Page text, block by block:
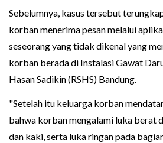
Sebelumnya, kasus tersebut
korban menerima pesan melalui
seseorang yang tidak dikenal yang
korban berada di Instalasi Gawat
Hasan Sadikin (RSHS) Bandung.
"Setelah itu keluarga korban
bahwa korban mengalami luka berat
dan kaki, serta luka ringan pada